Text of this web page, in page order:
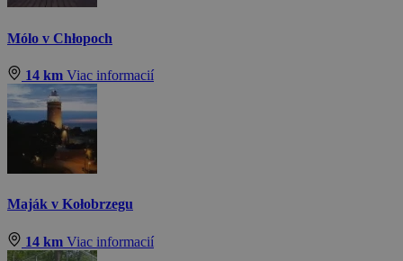
Mólo v Chłopoch
14 km Viac informacií
Maják v Kołobrzegu
14 km Viac informacií